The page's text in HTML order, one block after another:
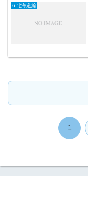
6.北海道編
1